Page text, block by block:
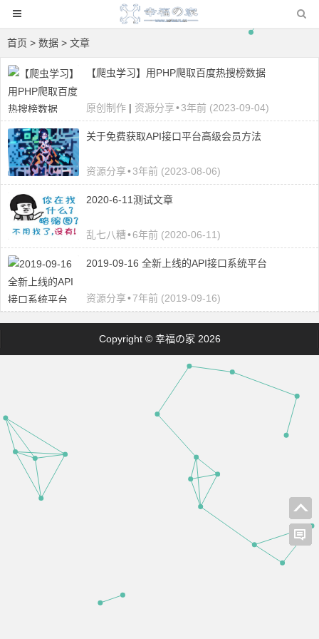
首页 > 数据 > 文章
【爬虫学习】用PHP爬取百度热搜榜数据
原创制作 | 资源分享•3年前 (2023-09-04)
关于免费获取API接口平台高级会员方法
资源分享•3年前 (2023-08-06)
2020-6-11测试文章
乱七八糟•6年前 (2020-06-11)
2019-09-16 全新上线的API接口系统平台
资源分享•7年前 (2019-09-16)
Copyright © 幸福の家 2026